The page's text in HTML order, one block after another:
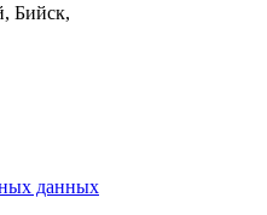
Бийск,
данных